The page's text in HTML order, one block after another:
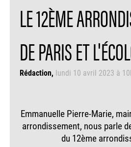
LE 12ÈME
DE PARIS ET
Rédaction lundi 10 avril 2023 à
Emmanuelle Pierre-Marie,
arrondissement, nous parle
du 12ème